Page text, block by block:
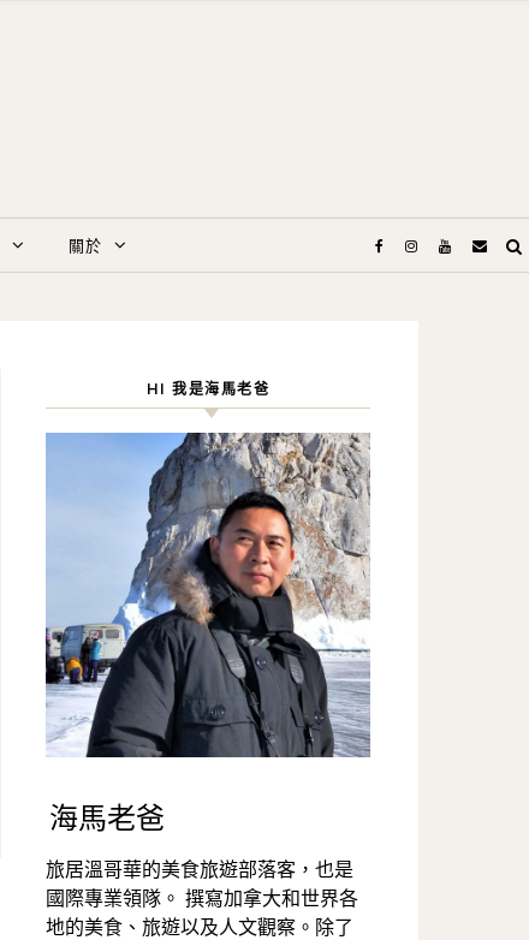
關於
HI 我是海馬老爸
海馬老爸
旅居溫哥華的美食旅遊部落客，也是
國際專業領隊。 撰寫加拿大和世界各
地的美食、旅遊以及人文觀察。除了